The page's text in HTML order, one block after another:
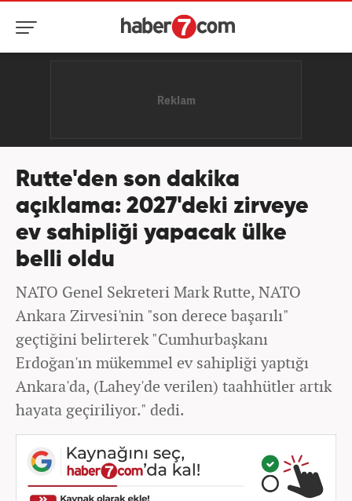
Rutte'den son dakika
açıklama: 2027'deki zirveye
ev sahipliği yapacak ülke
belli oldu
NATO Genel Sekreteri Mark Rutte, NATO
Ankara Zirvesi'nin "son derece başarılı"
geçtiğini belirterek "Cumhurbaşkanı
Erdoğan'ın mükemmel ev sahipliği yaptığı
Ankara'da, (Lahey'de verilen) taahhütler artık
hayata geçiriliyor." dedi.